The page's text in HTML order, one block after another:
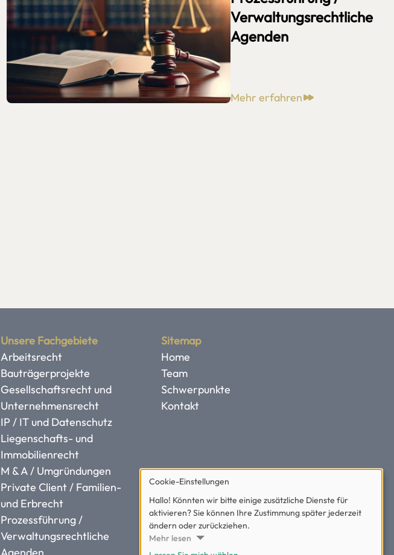
Verwaltungsrechtliche
Agenden
Mehr erfahren
Unsere Fachgebiete
Arbeitsrecht
Bauträgerprojekte
Gesellschaftsrecht und
Unternehmensrecht
IP / IT und Datenschutz
Liegenschafts- und
Immobilienrecht
M & A / Umgründungen
Private Client / Familien-
und Erbrecht
Prozessführung /
Verwaltungsrechtliche
Sitemap
Home
Team
Schwerpunkte
Kontakt
Cookie-Einstellungen
Hallo! Könnten wir bitte einige zusätzliche Dienste für
aktivieren? Sie können Ihre Zustimmung später jederzeit
ändern oder zurückziehen.
Mehr lesen